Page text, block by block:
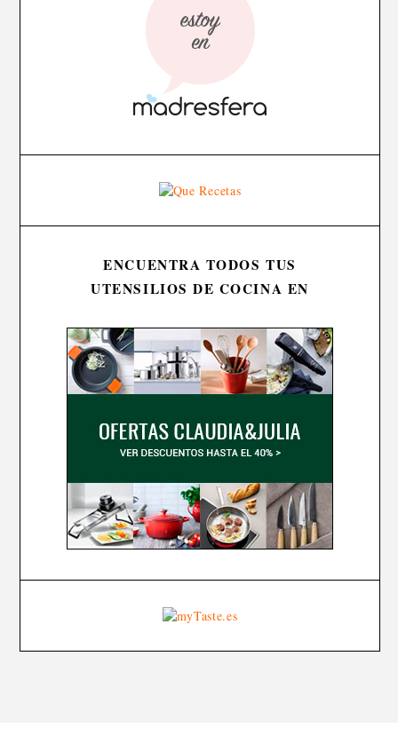
ENCUENTRA TODOS TUS
UTENSILIOS DE COCINA EN